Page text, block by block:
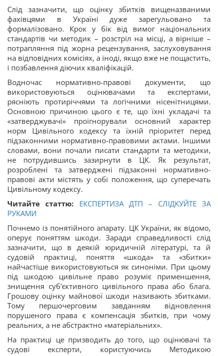
Слід зазначити, що оцінку збитків вищеназваними
фахівцями в Україні дуже зарегульовано та
формалізовано. Крок у бік від вимог національних
стандартів чи методик – розстріл на місці, а вірніше –
потрапляння під жорна рецензування, заслуховування
на відповідних комісіях, а іноді, якщо вже не пощастить,
і позбавлення діючих кваліфікацій.
Водночас нормативно-правові документи, що
використовуються оцінювачами та експертами,
рясніють протиріччями та логічними нісенітницями.
Основною причиною цього є те, що їхні укладачі та
«затверджувачі» проігнорували основний характер
норм Цивільного кодексу та їхній пріоритет перед
підзаконними нормативно-правовими актами. Іншими
словами, вони почали писати стандарти та методики,
не потрудившись зазирнути в ЦК. Як результат,
розроблені та затверджені підзаконні нормативно-
правові акти містять у собі положення, що суперечать
Цивільному кодексу.
Читайте статтю:
ЕКСПЕРТИЗА ДТП – СЛІДКУЙТЕ ЗА
РУКАМИ
Почнемо із понятійного апарату. ЦК України, як відомо,
оперує поняттям шкоди. Заради справедливості слід
зазначити, що в деякій юридичній літературі, та й
судовій практиці, поняття «шкода» та «збитки»
найчастіше використовуються як синоніми. При цьому
під шкодою цивільне право розуміє применшення,
знищення суб'єктивного цивільного права або блага.
Грошову оцінку майнової шкоди називають збитками.
Тому першочерговим завданням відновлення
порушеного права є компенсація збитків, при чому
реальних, а не абстрактно «матеріальних».
На практиці це призводить до того, що оцінювачі та
судові експерти, користуючись Методикою